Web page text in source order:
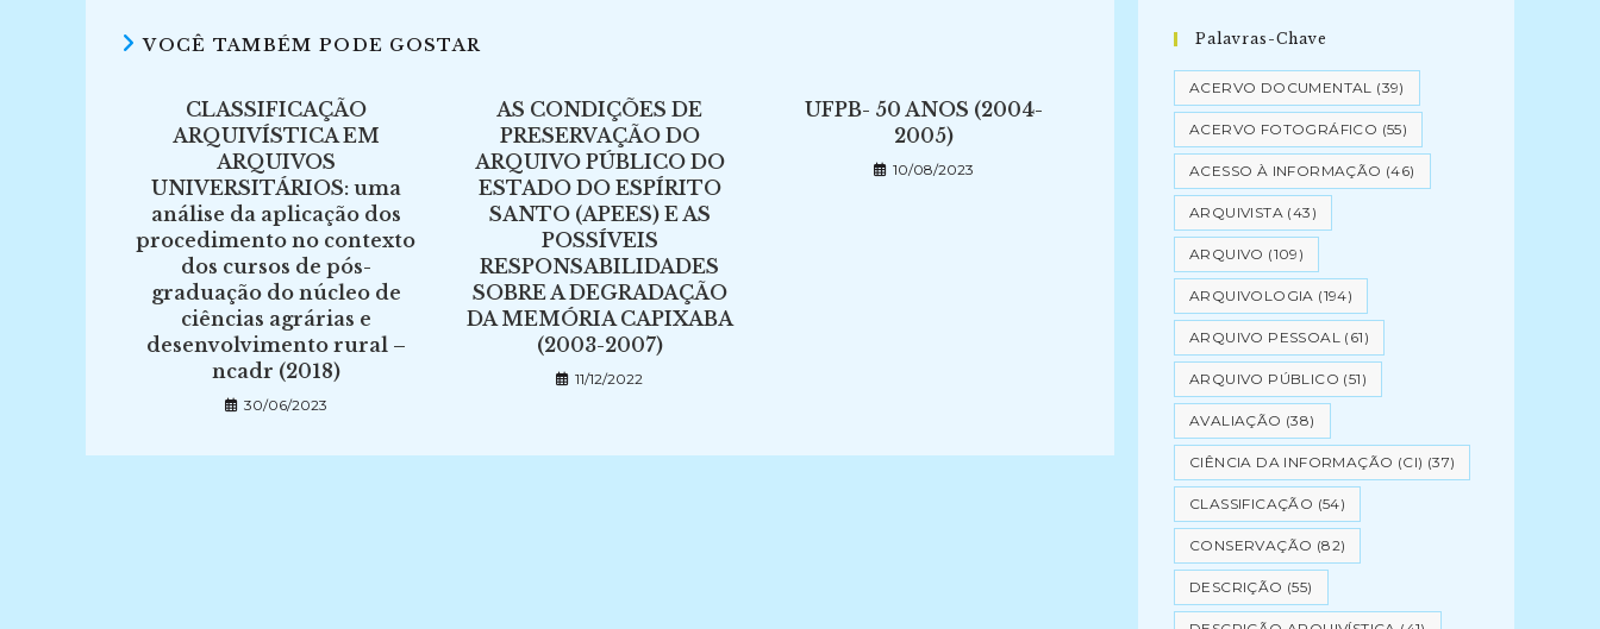
VOCÊ TAMBÉM PODE GOSTAR
CLASSIFICAÇÃO
ARQUIVÍSTICA EM
ARQUIVOS
UNIVERSITÁRIOS: uma
análise da aplicação dos
procedimento no contexto
dos cursos de pós-
graduação do núcleo de
ciências agrárias e
desenvolvimento rural –
ncadr (2018)
30/06/2023
AS CONDIÇÕES DE
PRESERVAÇÃO DO
ARQUIVO PÚBLICO DO
ESTADO DO ESPÍRITO
SANTO (APEES) E AS
POSSÍVEIS
RESPONSABILIDADES
SOBRE A DEGRADAÇÃO
DA MEMÓRIA CAPIXABA
(2003-2007)
11/12/2022
UFPB- 50 ANOS (2004-
2005)
10/08/2023
Palavras-Chave
ACERVO DOCUMENTAL (39)
ACERVO FOTOGRÁFICO (55)
ACESSO À INFORMAÇÃO (46)
ARQUIVISTA (43)
ARQUIVO (109)
ARQUIVOLOGIA (194)
ARQUIVO PESSOAL (61)
ARQUIVO PÚBLICO (51)
AVALIAÇÃO (38)
CIÊNCIA DA INFORMAÇÃO (CI) (37)
CLASSIFICAÇÃO (54)
CONSERVAÇÃO (82)
DESCRIÇÃO (55)